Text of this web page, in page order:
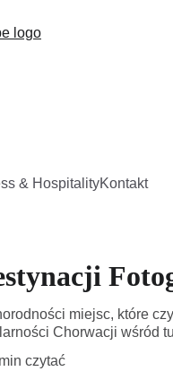
& HospitalityKontakt
miejsc, które
Chorwacji wśród
czytać